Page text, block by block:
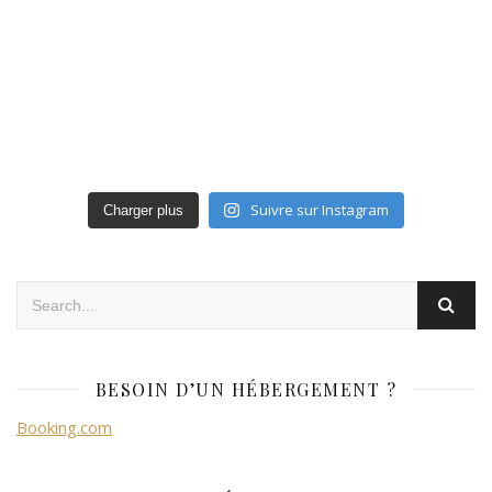
Charger plus Suivre sur Instagram
BESOIN D’UN HÉBERGEMENT ?
Booking.com